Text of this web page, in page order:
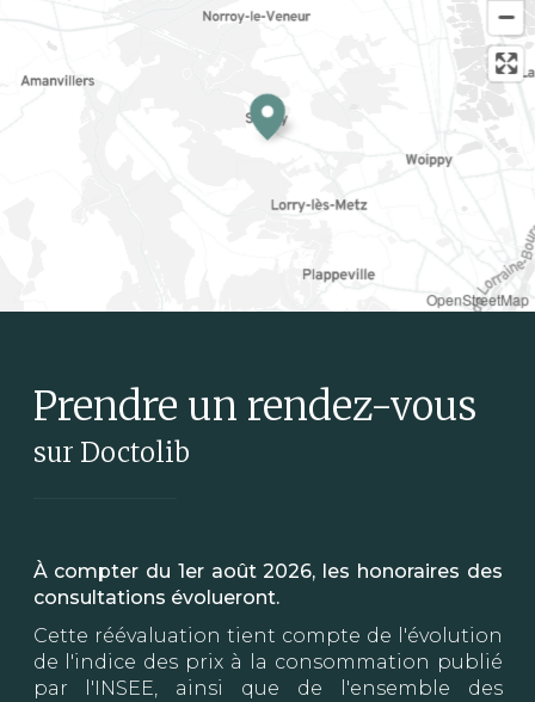
OpenStreetMap
Prendre un rendez-vous
sur Doctolib
À compter du 1er août 2026, les honoraires des
consultations évolueront.
Cette réévaluation tient compte de l'évolution
de l'indice des prix à la consommation publié
par l'INSEE, ainsi que de l'ensemble des